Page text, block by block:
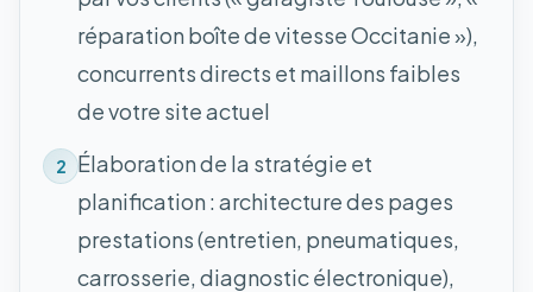
réparation boîte de vitesse Occitanie »),
concurrents directs et maillons faibles
de votre site actuel
2 Élaboration de la stratégie et
planification : architecture des pages
prestations (entretien, pneumatiques,
carrosserie, diagnostic électronique),